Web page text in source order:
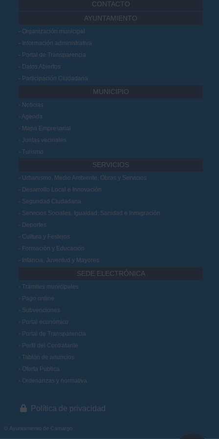
CONTACTO
AYUNTAMIENTO
Organización municipal
Información administrativa
Portal de Transparencia
Datos Abiertos
Participación Ciudadana
MUNICIPIO
Noticias
Agenda
Mapa Empresarial
Juntas vecinales
Turismo
SERVICIOS
Urbanismo, Medio Ambiente, Obras y Servicios
Desarrollo Local e Innovación
Seguridad Ciudadana
Servicios Sociales, Igualdad, Sanidad e Inmigración
Deportes
Cultura y Festejos
Formación y Educación
Infancia, Juventud y Mayores
SEDE ELECTRÓNICA
Trámites municipales
Pago online
Subvenciones
Portal económico
Portal de Transparencia
Perfil del Contratante
Tablón de anuncios
Oferta Pública
Ordenanzas y normativa
Política de privacidad
© Ayuntamiento de Camargo